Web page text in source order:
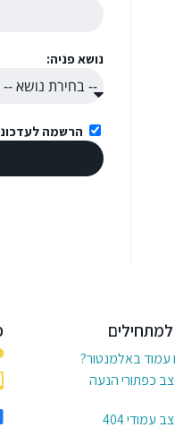
נושא פניה:
הרשמה
עמוד באלמנטור?
כפתורי הנעה
6 דרכים לעצב עמודי 404